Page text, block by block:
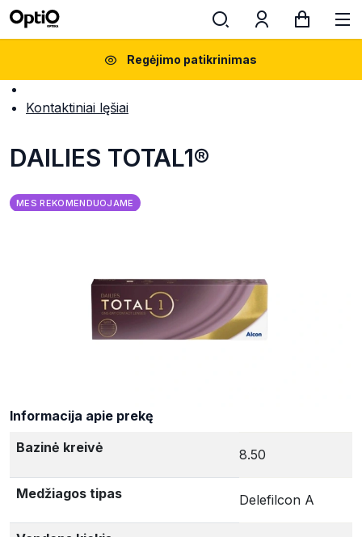
Regėjimo patikrinimas
Kontaktiniai lęšiai
DAILIES TOTAL1®
MES REKOMENDUOJAME
Informacija apie prekę
Bazinė kreivė
8.50
Medžiagos tipas Delefilcon A